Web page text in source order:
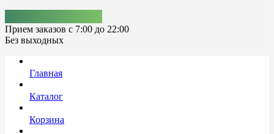
Прием заказов с 7:00 до 22:00
Без выходных
Главная
Каталог
Корзина